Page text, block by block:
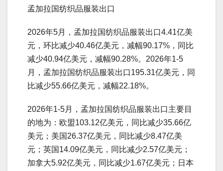
孟加拉国纺织品服装出口
2026年5月，孟加拉国纺织品服装出口4.41亿美
元，环比减少40.46亿美元，减幅90.17%，同比
减少40.94亿美元，减幅90.28%。2026年1-5
月，孟加拉国纺织品服装出口195.31亿美元，同
比减少55.66亿美元，减幅22.18%。
2026年1-5月，孟加拉国纺织品服装出口主要目
的地为：欧盟103.12亿美元，同比减少35.66亿
美元；美国26.37亿美元，同比减少8.47亿美
元；英国14.09亿美元，同比减少2.57亿美元；
加拿大5.92亿美元，同比减少1.67亿美元；日本